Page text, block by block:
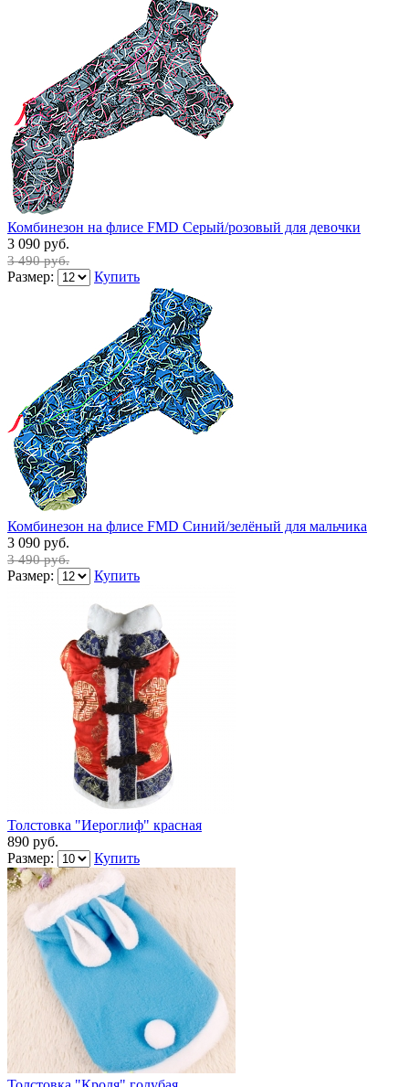
Комбинезон на флисе FMD Серый/розовый для девочки
3 090 руб.
3 490 руб.
Размер: Купить
Комбинезон на флисе FMD Синий/зелёный для мальчика
3 090 руб.
3 490 руб.
Размер: Купить
Толстовка "Иероглиф" красная
890 руб.
Размер:
Купить